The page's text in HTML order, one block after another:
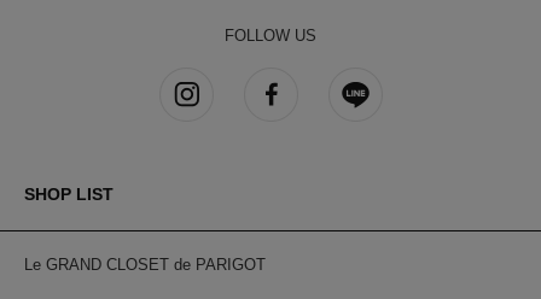
FOLLOW US
SHOP LIST
Le GRAND CLOSET de PARIGOT